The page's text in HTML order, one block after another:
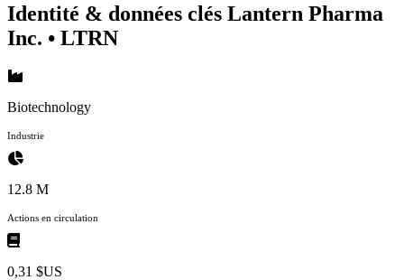
Identité & données clés Lantern Pharma
Inc. • LTRN
Biotechnology
Industrie
12.8 M
Actions en circulation
0,31 $US